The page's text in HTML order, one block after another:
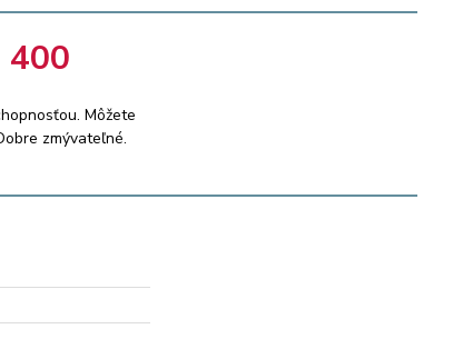
400
Môžete
zmývateľné.